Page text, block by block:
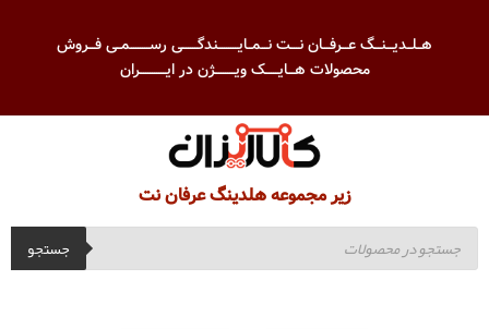
هــلــدیـــنـــگ عـــرفـــان نــــت نـــمــایـــــــــندگـــــــی رســـــــــمــی فـــروش
محصولات هـــایــــــک ویـــــــــژن در ایــــــــــــران
زیر مجموعه هلدینگ عرفان نت
جستجو